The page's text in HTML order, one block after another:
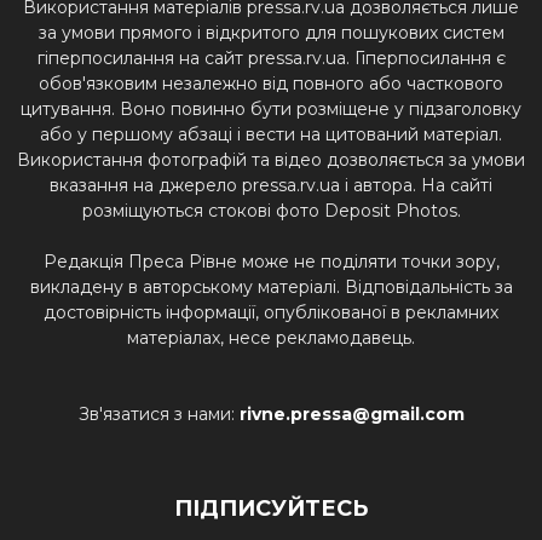
Використання матеріалів pressa.rv.ua дозволяється лише
за умови прямого і відкритого для пошукових систем
гіперпосилання на сайт pressa.rv.ua. Гіперпосилання є
обов'язковим незалежно від повного або часткового
цитування. Воно повинно бути розміщене у підзаголовку
або у першому абзаці і вести на цитований матеріал.
Використання фотографій та відео дозволяється за умови
вказання на джерело pressa.rv.ua і автора. На сайті
розміщуються стокові фото Deposit Photos.
Редакція Преса Рівне може не поділяти точки зору,
викладену в авторському матеріалі. Відповідальність за
достовірність інформації, опублікованої в рекламних
матеріалах, несе рекламодавець.
Зв'язатися з нами: rivne.pressa@gmail.com
ПІДПИСУЙТЕСЬ